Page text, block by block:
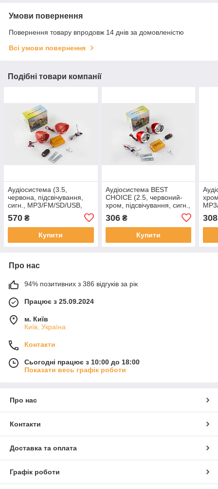
Умови повернення
Повернення товару впродовж 14 днів за домовленістю
Всі умови повернення
Подібні товари компанії
Аудіосистема (3.5,
червона, підсвічування,
сигн., МР3/FM/SD/USB,
BEST CHOICE(mod.2),
MC-A-987
570 ₴
Купити
Аудіосистема BEST
CHOICE (2.5, червоний-
хром, підсвічування, сигн.,
розєм ППДУ 3K), MC-A-
1015
306₴
Купити
308
Про нас
94% позитивних з 386 відгуків за рік
Працює з 25.09.2024
м. Київ
Київ, Україна
Контакти
Сьогодні працює з 10:00 до 18:00
Показати весь графік роботи
Про нас
Контакти
Доставка та оплата
Графік роботи